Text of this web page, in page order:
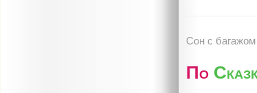
Сон c багажом
По